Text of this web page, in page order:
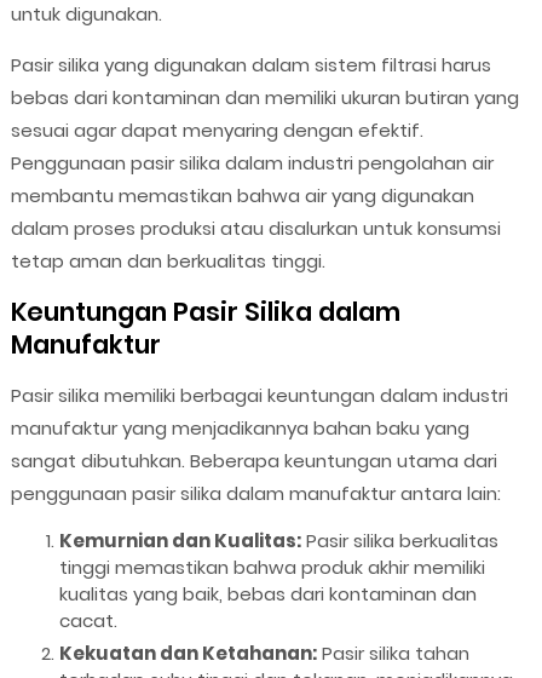
untuk digunakan.
Pasir silika yang digunakan dalam sistem filtrasi harus
bebas dari kontaminan dan memiliki ukuran butiran yang
sesuai agar dapat menyaring dengan efektif.
Penggunaan pasir silika dalam industri pengolahan air
membantu memastikan bahwa air yang digunakan
dalam proses produksi atau disalurkan untuk konsumsi
tetap aman dan berkualitas tinggi.
Keuntungan Pasir Silika dalam
Manufaktur
Pasir silika memiliki berbagai keuntungan dalam industri
manufaktur yang menjadikannya bahan baku yang
sangat dibutuhkan. Beberapa keuntungan utama dari
penggunaan pasir silika dalam manufaktur antara lain:
Kemurnian dan Kualitas:Pasir silika berkualitas
tinggi memastikan bahwa produk akhir memiliki
kualitas yang baik, bebas dari kontaminan dan
cacat.
Kekuatan dan Ketahanan:Pasir silika tahan